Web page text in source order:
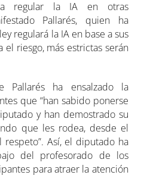
regular la IA en otras
Pallarés, quien ha
regulará la IA en base a sus
el riesgo, más estrictas serán
Pallarés ha ensalzado la
que “han sabido ponerse
y han demostrado su
que les rodea, desde el
Así, el diputado ha
del profesorado de los
para atraer la atención